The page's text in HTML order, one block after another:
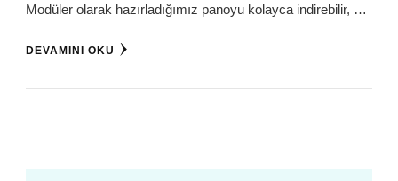
Modüler olarak hazırladığımız panoyu kolayca indirebilir, …
DEVAMINI OKU